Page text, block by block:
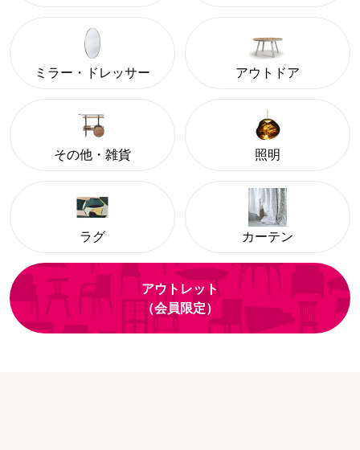
ミラー・ドレッサー アウトドア
その他・雑貨 照明
ラグ カーテン
アウトレット
（会員限定）